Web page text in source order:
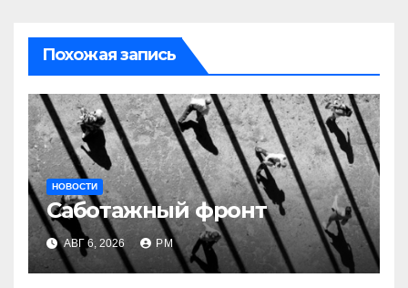
Похожая запись
НОВОСТИ
Саботажный фронт
АВГ 6, 2026 РМ